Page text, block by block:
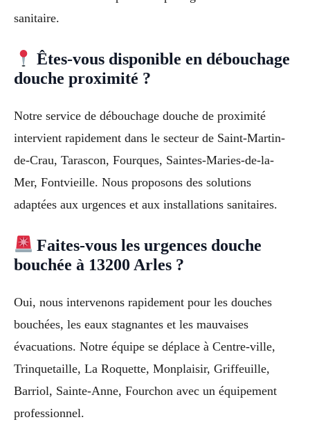
sanitaire.
Êtes-vous disponible en débouchage
douche proximité ?
Notre service de débouchage douche de proximité
intervient rapidement dans le secteur de Saint-Martin-
de-Crau, Tarascon, Fourques, Saintes-Maries-de-la-
Mer, Fontvieille. Nous proposons des solutions
adaptées aux urgences et aux installations sanitaires.
Faites-vous les urgences douche
bouchée à 13200 Arles ?
Oui, nous intervenons rapidement pour les douches
bouchées, les eaux stagnantes et les mauvaises
évacuations. Notre équipe se déplace à Centre-ville,
Trinquetaille, La Roquette, Monplaisir, Griffeuille,
Barriol, Sainte-Anne, Fourchon avec un équipement
professionnel.